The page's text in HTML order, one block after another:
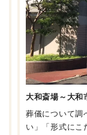
大和斎場～大和
葬儀について調
い」「形式にこ